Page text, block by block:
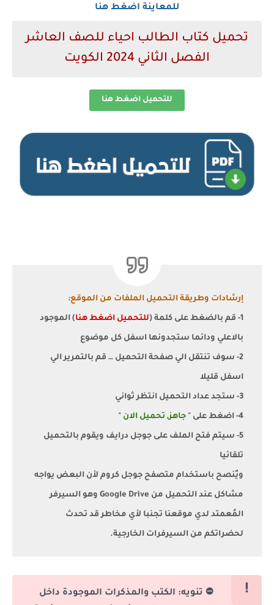
للمعاينة اضغط هنا
تحميل كتاب الطالب احياء للصف العاشر
الفصل الثاني 2024 الكويت
للتحميل اضغط هنا
إرشادات وطريقة التحميل الملفات من الموقع:
1- قم بالضغط على كلمة ( للتحميل اضغط هنا) الموجود
بالاعلي ودائما ستجدونها اسفل كل موضوع
2- سوف تنتقل الي صفحة التحميل … قم بالتمرير الي
اسفل قليلا
3- ستجد عداد التحميل انتظر ثواني
4- اضغط على " جاهز, تحميل الان "
5- سيتم فتح الملف على جوجل درايف ويقوم بالتحميل
تلقائيا
ويٌنصح باستخدام متصفح جوجل كروم لأن البعض يواجه
مشاكل عند التحميل من Google Drive وهو السيرفر
المُعمتد لدي موقعنا تجنبا لأي مخاطر قد تحدث
لحضراتكم من السيرفرات الخارجية.
⛔ تنويه: الكتب والمذكرات الموجودة داخل